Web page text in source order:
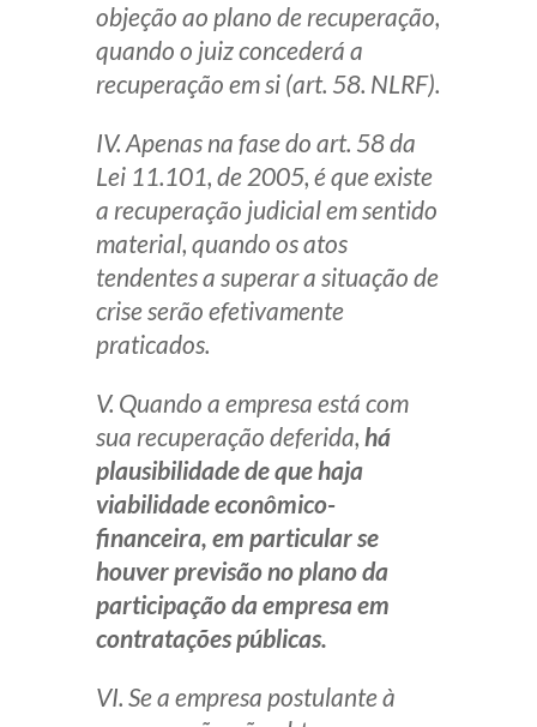
objeção ao plano de recuperação,
quando o juiz concederá a
recuperação em si (art. 58. NLRF).
IV. Apenas na fase do art. 58 da
Lei 11.101, de 2005, é que existe
a recuperação judicial em sentido
material, quando os atos
tendentes a superar a situação de
crise serão efetivamente
praticados.
V. Quando a empresa está com
sua recuperação deferida, há
plausibilidade de que haja
viabilidade econômico-
financeira, em particular se
houver previsão no plano da
participação da empresa em
contratações públicas.
VI. Se a empresa postulante à